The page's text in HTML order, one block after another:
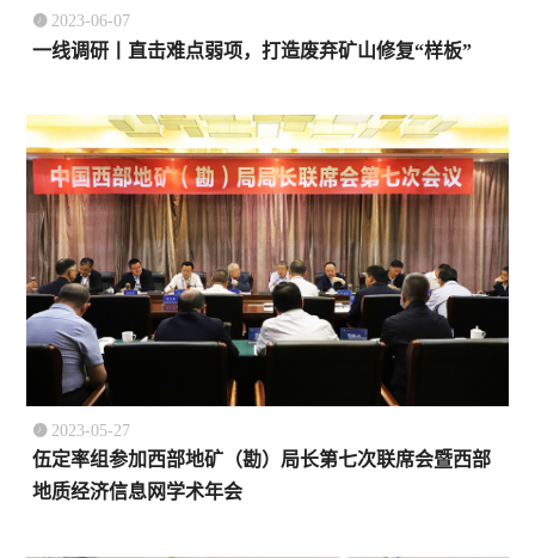
 2023-06-07
一线调研丨直击难点弱项，打造废弃矿山修复“样板”
 2023-05-27
伍定率组参加西部地矿（勘）局长第七次联席会暨西部
地质经济信息网学术年会